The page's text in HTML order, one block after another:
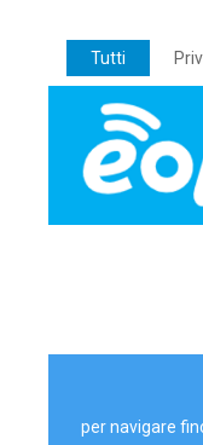
Tutti
per navigare